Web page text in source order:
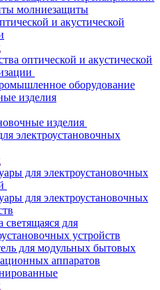
молниезащиты
и акустической
оптической и акустической
оборудование
изделия
изделия
электроустановочных
для электроустановочных
для электроустановочных
светящаяся для
устройств
для модульных бытовых
аппаратов